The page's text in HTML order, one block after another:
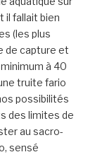
il fallait bien
(les plus
de capture et
à 40
truite fario
possibilités
des limites de
au sacro-
sensé